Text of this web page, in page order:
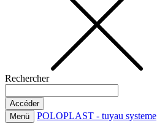
Rechercher
Menü POLOPLAST - tuyau systeme